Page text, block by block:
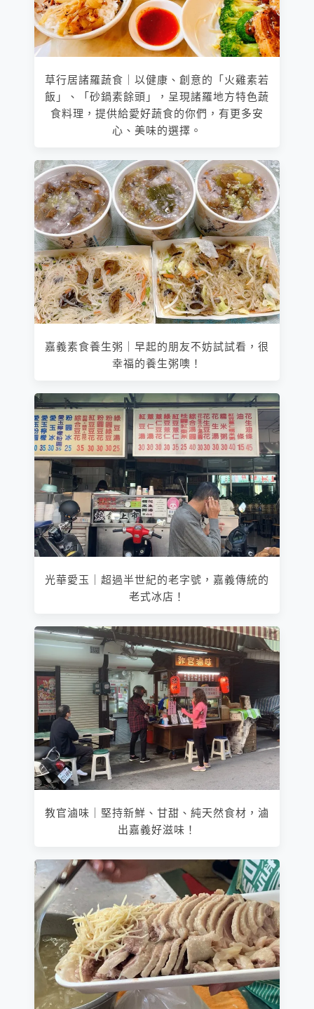
草行居諸羅蔬食｜以健康、創意的「火雞素若
飯」、「砂鍋素餘頭」，呈現諸羅地方特色蔬
食料理，提供給愛好蔬食的你們，有更多安
心、美味的選擇。
嘉義素食養生粥｜早起的朋友不妨試試看，很
幸福的養生粥噢！
光華愛玉｜超過半世紀的老字號，嘉義傳統的
老式冰店！
教官滷味｜堅持新鮮、甘甜、純天然食材，滷
出嘉義好滋味！